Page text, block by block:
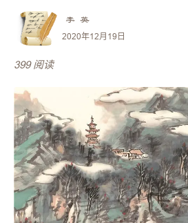
李 英
2020年12月19日
399 阅读